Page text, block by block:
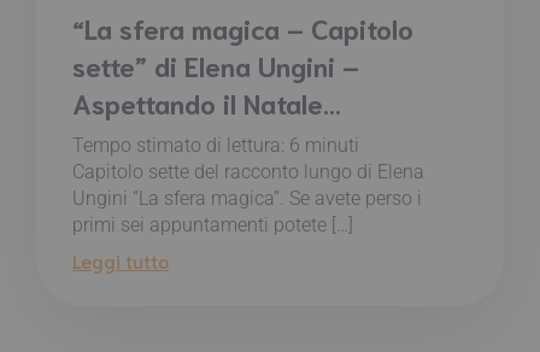
“La sfera magica – Capitolo
sette” di Elena Ungini –
Aspettando il Natale…
Tempo stimato di lettura: 6 minuti
Capitolo sette del racconto lungo di Elena
Ungini “La sfera magica”. Se avete perso i
primi sei appuntamenti potete […]
Leggi tutto